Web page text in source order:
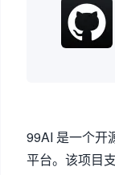
99AI 是一个开
平台。该项目